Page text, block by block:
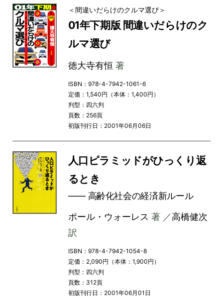
＜間違いだらけのクルマ選び＞
01年下期版 間違いだらけのク
ルマ選び
徳大寺有恒 著
ISBN：978-4-7942-1061-6
定価：1,540円（本体：1,400円）
判型：四六判
頁数：256頁
初版刊行日：2001年06月06日
人口ピラミッドがひっくり返
るとき
―― 高齢化社会の経済新ルール
ポール・ウォーレス 著 ／高橋健次
訳
ISBN：978-4-7942-1054-8
定価：2,090円（本体：1,900円）
判型：四六判
頁数：312頁
初版刊行日：2001年06月01日